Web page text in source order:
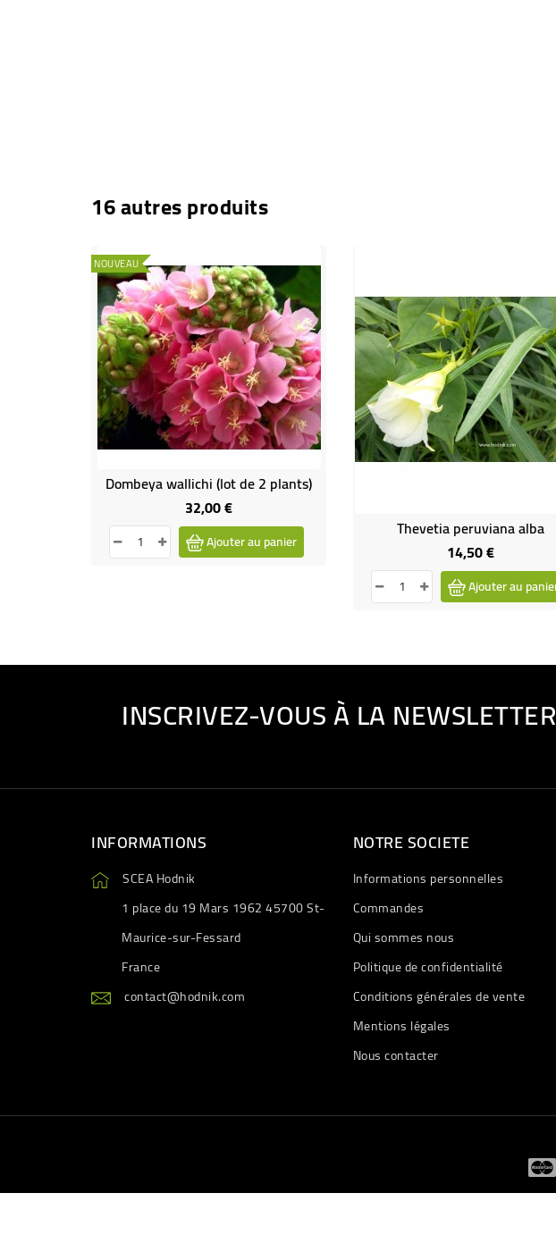
16 autres produits
NOUVEAU
Dombeya wallichi (lot de 2 plants)
32,00 €Prix
Ajouter au panier
Thevetia peruviana alba
14,50 €Prix
Ajouter au
INSCRIVEZ-VOUS À LA NEWSLETTER
INFORMATIONS
SCEA Hodnik
1 place du 19 Mars 1962 45700 St-
Maurice-sur-Fessard
France
contact@hodnik.com
NOTRE SOCIETE
Informations personnelles
Commandes
Qui sommes nous
Politique de confidentialité
Conditions générales de vente
Mentions légales
Nous contacter